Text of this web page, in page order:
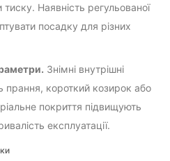
Наявність регульованої
посадку для різних
Знімні внутрішні
прання, короткий козирок або
покриття підвищують
експлуатації.